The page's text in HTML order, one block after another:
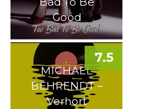
Good
MICHAEL
BEHRENDT –
Verhört
7.5